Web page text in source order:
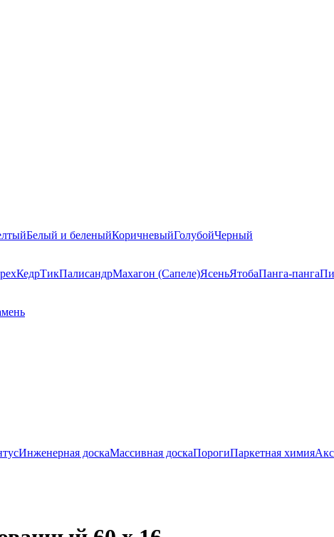
Белый и беленыйКоричневыйГолубойЧерный
КедрТикПалисандрМахагон (Сапеле)ЯсеньЯтобаПанга-панга
Инженерная доскаМассивная доскаПорогиПаркетная химия